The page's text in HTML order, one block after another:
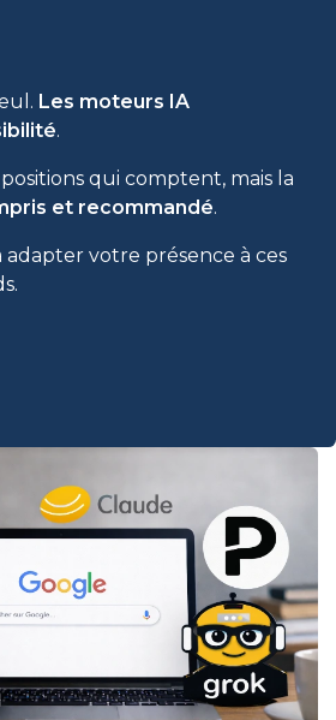
Les moteurs IA
.
qui comptent, mais la
et recommandé.
adapter votre présence à ces